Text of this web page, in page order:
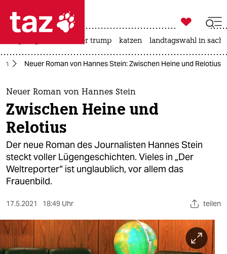
 taz zahl ich
taz zahl ich
themen
politik
öko
gesellschaft
kultur
sport
berlin
nord

taz zahl ich
usa unter trump katzen landtagswahl in
Neuer Roman von Hannes Stein: Zwischen Heine und Relotius
Neuer Roman von Hannes Stein
Zwischen Heine und
Relotius
Der neue Roman des Journalisten Hannes Stein
steckt voller Lügengeschichten. Vieles in „Der
Weltreporter“ ist unglaublich, vor allem das
Frauenbild.
17.5.2021 18:49 Uhr teilen